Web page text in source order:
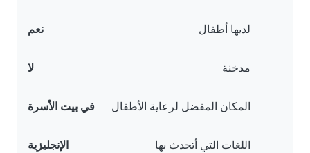
لديها أطفال نعم
مدخنة لا
المكان المفضل لرعاية الأطفال في بيت الأسرة
اللغات التي أتحدث بها الإنجليزية